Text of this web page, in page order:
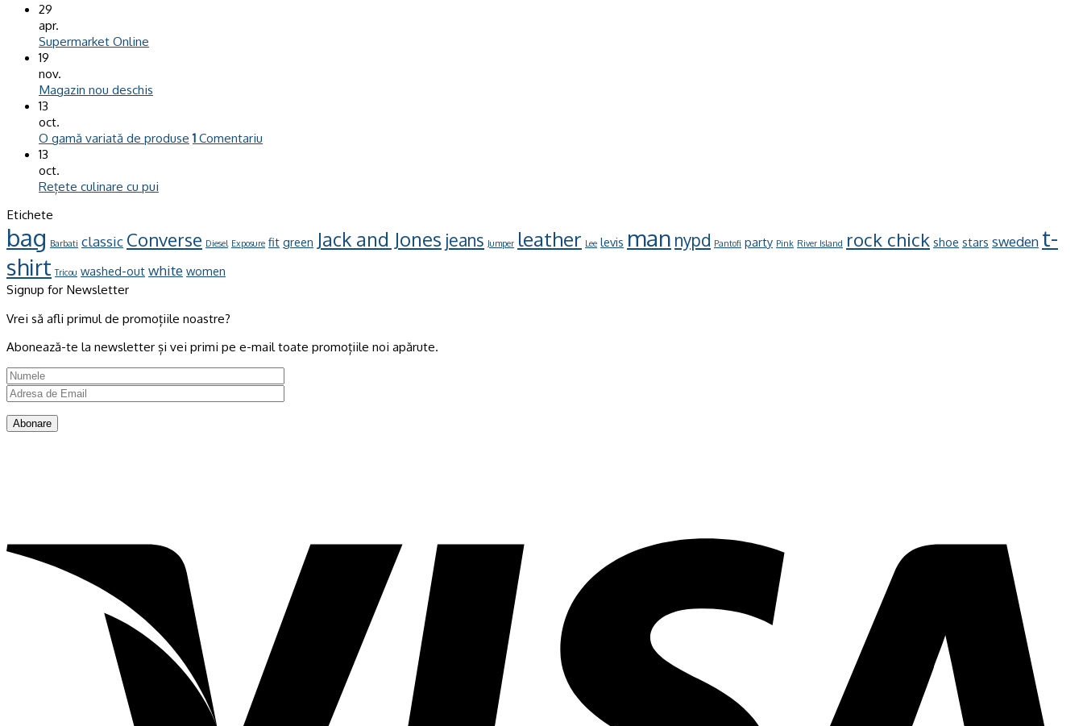
29
apr.
Supermarket Online
19
nov.
Magazin nou deschis
13
oct.
O gamă variată de produse 1 Comentariu
13
oct.
Rețete culinare cu pui
Etichete
bag Barbati classic Converse Diesel Exposure fit green Jack and Jones jeans Jumper leather Lee levis man nypd Pantofi party Pink River Island rock chick shoe stars sweden t-
shirt Tricou washed-out white women
Signup for Newsletter
Vrei să afli primul de promoțiile noastre?
Abonează-te la newsletter și vei primi pe e-mail toate promoțiile noi apărute.